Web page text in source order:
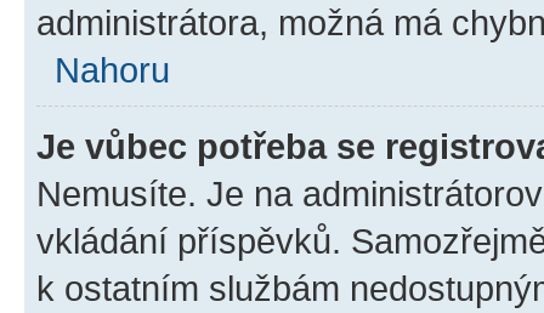
administrátora, možná má
Nahoru
Je vůbec potřeba se
Nemusíte. Je na
vkládání příspěvků.
k ostatním službám